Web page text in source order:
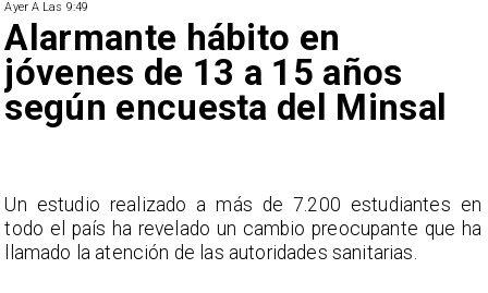
Ayer A Las 9:49
Alarmante hábito en
jóvenes de 13 a 15 años
según encuesta del Minsal
Un estudio realizado a más de 7.200 estudiantes en
todo el país ha revelado un cambio preocupante que ha
llamado la atención de las autoridades sanitarias.